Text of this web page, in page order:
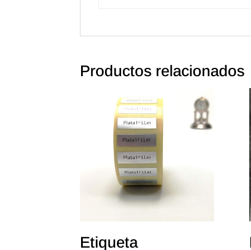
Productos relacionados
Etiqueta